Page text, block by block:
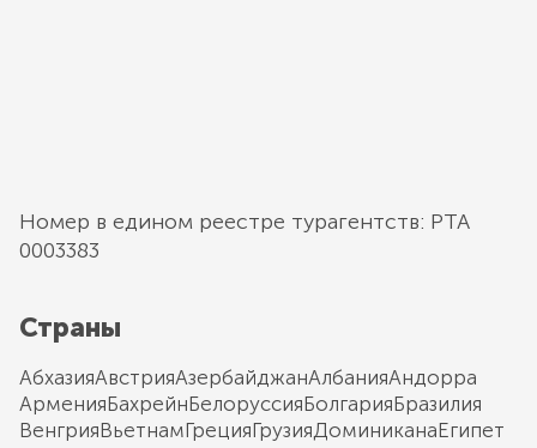
Номер в едином реестре турагентств: РТА
0003383
Страны
АбхазияАвстрияАзербайджанАлбанияАндорра
АрменияБахрейнБелоруссияБолгарияБразилия
ВенгрияВьетнамГрецияГрузияДоминиканаЕгипет